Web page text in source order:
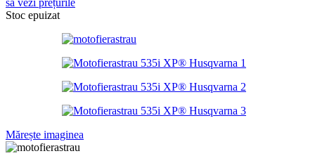
să vezi prețurile
Stoc epuizat
Mărește imaginea